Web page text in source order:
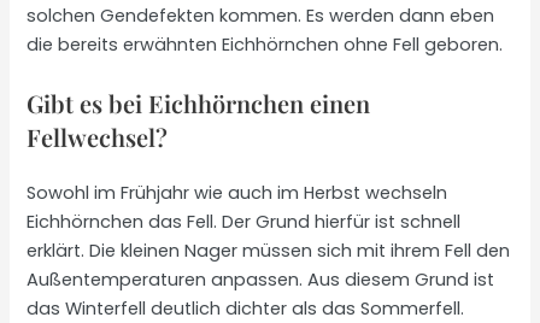
solchen Gendefekten kommen. Es werden dann eben
die bereits erwähnten Eichhörnchen ohne Fell geboren.
Gibt es bei Eichhörnchen einen
Fellwechsel?
Sowohl im Frühjahr wie auch im Herbst wechseln
Eichhörnchen das Fell. Der Grund hierfür ist schnell
erklärt. Die kleinen Nager müssen sich mit ihrem Fell den
Außentemperaturen anpassen. Aus diesem Grund ist
das Winterfell deutlich dichter als das Sommerfell.